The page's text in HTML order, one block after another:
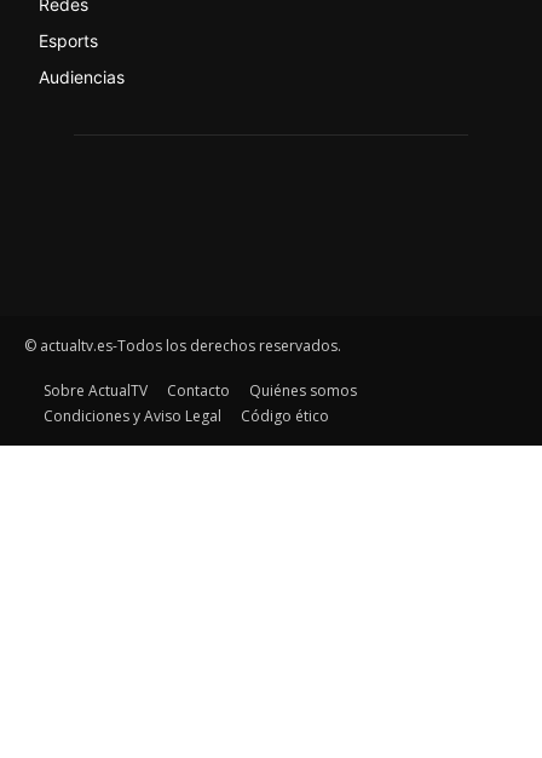
Redes
Esports
Audiencias
© actualtv.es-Todos los derechos reservados.
Sobre ActualTV Contacto
Quiénes somos
Condiciones y Aviso Legal
Código ético